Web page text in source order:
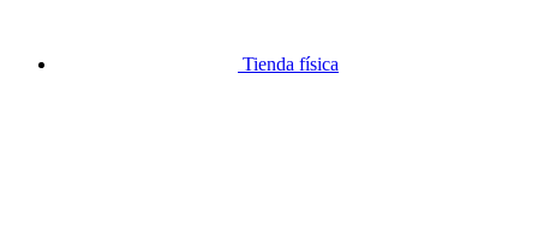
Tienda física